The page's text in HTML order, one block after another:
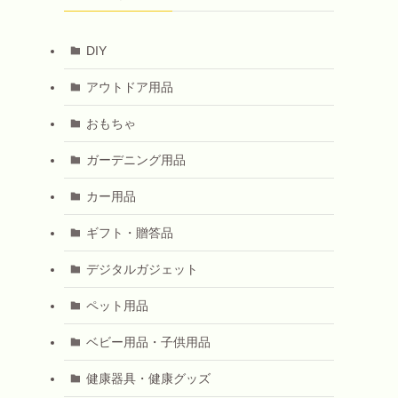
DIY
アウトドア用品
おもちゃ
ガーデニング用品
カー用品
ギフト・贈答品
デジタルガジェット
ペット用品
ベビー用品・子供用品
健康器具・健康グッズ